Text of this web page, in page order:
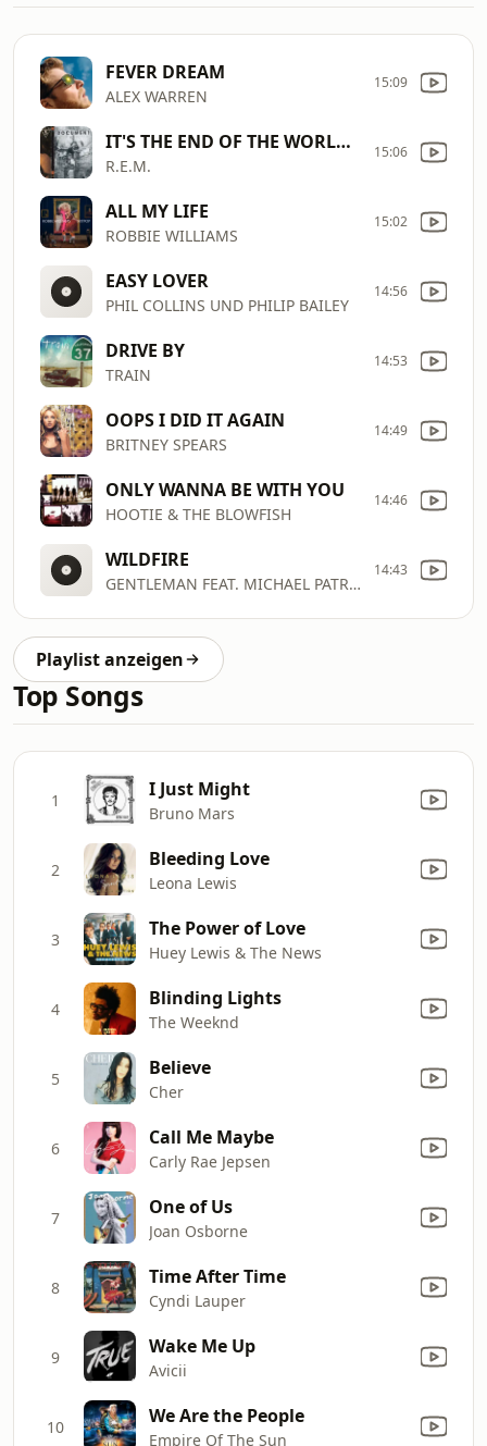
FEVER DREAM
ALEX WARREN
15:09
IT'S THE END OF THE WORLD AS WE KNOW IT
R.E.M.
15:06
ALL MY LIFE
ROBBIE WILLIAMS
15:02
EASY LOVER
PHIL COLLINS UND PHILIP BAILEY
14:56
DRIVE BY
TRAIN
14:53
OOPS I DID IT AGAIN
BRITNEY SPEARS
14:49
ONLY WANNA BE WITH YOU
HOOTIE & THE BLOWFISH
14:46
WILDFIRE
GENTLEMAN FEAT. MICHAEL PATRICK KELLY
14:43
Playlist anzeigen
Top Songs
1 I Just Might
Bruno Mars
2 Bleeding Love
Leona Lewis
3 The Power of Love
Huey Lewis & The News
4 Blinding Lights
The Weeknd
5 Believe
Cher
6 Call Me Maybe
Carly Rae Jepsen
7 One of Us
Joan Osborne
8 Time After Time
Cyndi Lauper
9 Wake Me Up
Avicii
10 We Are the People
Empire Of The Sun